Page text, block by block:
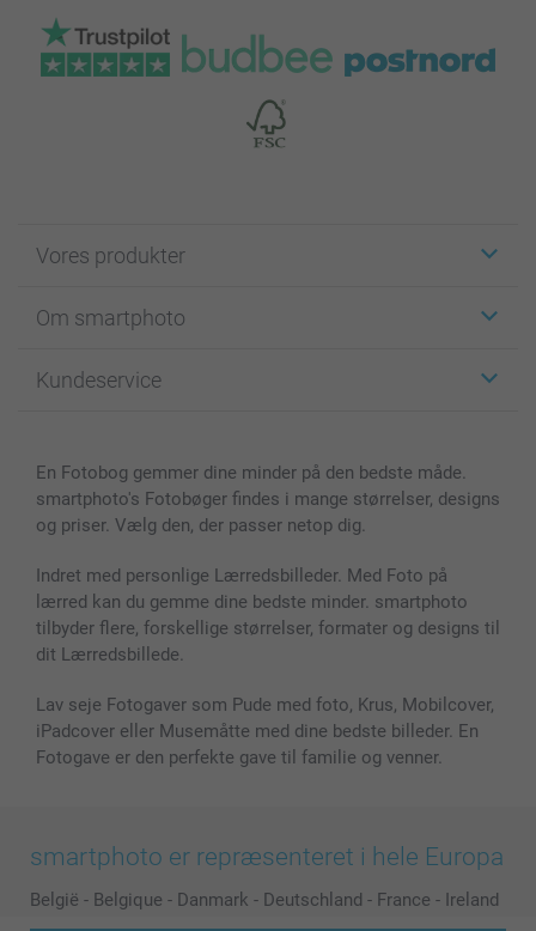
Vores produkter
Fotokort
Fotobøger
Cover til mobil & tablet
MyNameBook
Fotorammer & Tilbehør
Alle fotoprodukter
Om smartphoto
For affiliate
Sitemap
Betingelser og garantier
Kundeservice
smartbonus
Priser & betaling
En Fotobog gemmer dine minder på den bedste måde.
smartphoto's Fotobøger findes i mange størrelser, designs
og priser. Vælg den, der passer netop dig.
Indret med personlige Lærredsbilleder. Med Foto på
lærred kan du gemme dine bedste minder. smartphoto
tilbyder flere, forskellige størrelser, formater og designs til
dit Lærredsbillede.
Lav seje Fotogaver som Pude med foto, Krus, Mobilcover,
iPadcover eller Musemåtte med dine bedste billeder. En
Fotogave er den perfekte gave til familie og venner.
smartphoto er repræsenteret i hele Europa
België - Belgique - Danmark - Deutschland - France - Ireland